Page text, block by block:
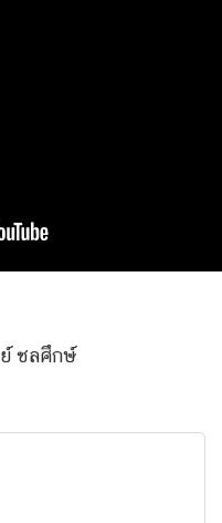
ย์ ชลศึกษ์